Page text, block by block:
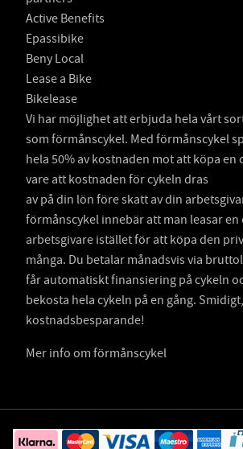
Active Benefits
Epassibike
Beny Local
Lease a Bike
Bikelease
Vi har möjlighet att erbjuda hela vårt
som förmånscykel. Med förmånscykel
hela 50% av kostnaden mot att köpa en
vare att kostnaden för cykeln dras
av på din lön före skatt av din
förmånscykel innebär att man leasar en
arbetsgivare istället för att köpa den
många. Du betalar månadsvis via
får automatiskt finansiering på cykeln
bekosta hela cykeln på en gång.
kostnadsbesparande!
Mer info om förmånscykel